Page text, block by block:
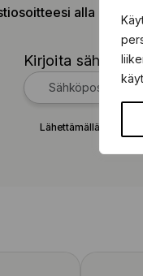
alla
Kirjoita
Lähettämällä tämän